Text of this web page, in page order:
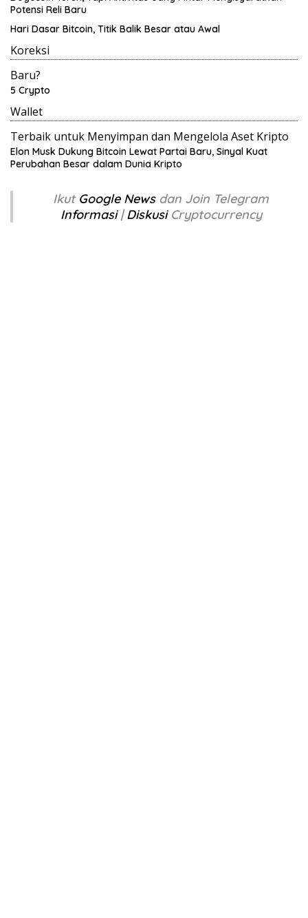
Potensi Reli Baru
Hari Dasar Bitcoin, Titik Balik Besar atau Awal
Koreksi
Baru?
5 Crypto
Wallet
Terbaik untuk Menyimpan dan Mengelola Aset Kripto
Elon Musk Dukung Bitcoin Lewat Partai Baru, Sinyal Kuat
Perubahan Besar dalam Dunia Kripto
Ikut Google News dan Join Telegram
Informasi|DiskusiCryptocurrency